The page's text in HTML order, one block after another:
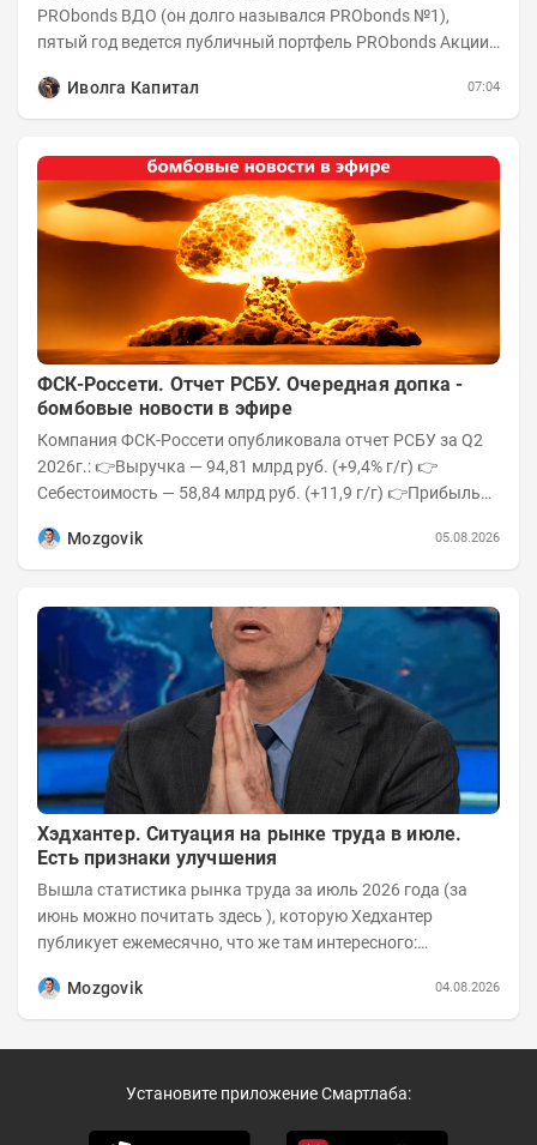
PRObonds ВДО (он долго назывался PRObonds №1),
пятый год ведется публичный портфель PRObonds Акции /
Иволга Капитал
07:04
ФСК-Россети. Отчет РСБУ. Очередная допка -
бомбовые новости в эфире
Компания ФСК-Россети опубликовала отчет РСБУ за Q2
2026г.: 👉Выручка — 94,81 млрд руб. (+9,4% г/г) 👉
Себестоимость — 58,84 млрд руб. (+11,9 г/г) 👉Прибыль
Mozgovik
05.08.2026
Хэдхантер. Ситуация на рынке труда в июле.
Есть признаки улучшения
Вышла статистика рынка труда за июль 2026 года (за
июнь можно почитать здесь ), которую Хедхантер
публикует ежемесячно, что же там интересного:
Mozgovik
04.08.2026
Установите приложение Смартлаба: